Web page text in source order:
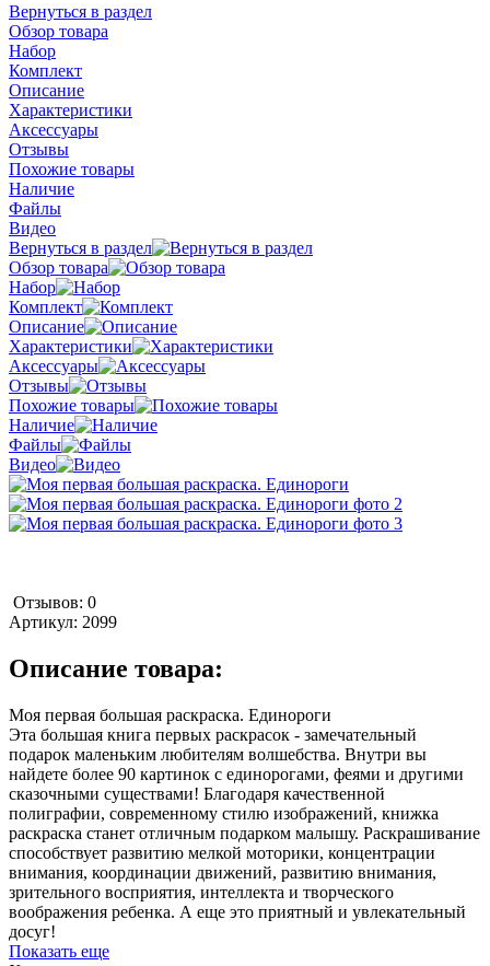
Вернуться в раздел
Обзор товара
Набор
Комплект
Описание
Характеристики
Аксессуары
Отзывы
Похожие товары
Наличие
Файлы
Видео
Вернуться в раздел
Обзор товара
Набор
Комплект
Описание
Характеристики
Аксессуары
Отзывы
Похожие товары
Наличие
Файлы
Видео
Отзывов: 0
Артикул: 2099
Описание товара:
Моя первая большая раскраска. Единороги
Эта большая книга первых раскрасок - замечательный
подарок маленьким любителям волшебства. Внутри вы
найдете более 90 картинок с единорогами, феями и другими
сказочными существами! Благодаря качественной
полиграфии, современному стилю изображений, книжка
раскраска станет отличным подарком малышу. Раскрашивание
способствует развитию мелкой моторики, концентрации
внимания, координации движений, развитию внимания,
зрительного восприятия, интеллекта и творческого
воображения ребенка. А еще это приятный и увлекательный
досуг!
Показать еще